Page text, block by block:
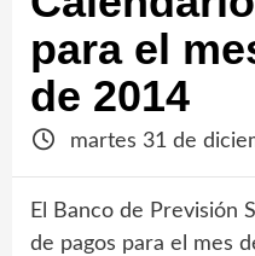
para el
de 2014
martes 31 de
El Banco de Previsión
de pagos para el mes